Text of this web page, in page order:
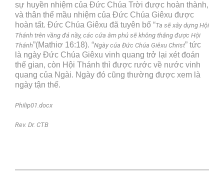
sự huyền nhiệm của Đức Chúa Trời được hoàn thành,
và thân thể mầu nhiệm của Đức Chúa Giêxu được
hoàn tất. Đức Chúa Giêxu đã tuyên bố “Ta sẽ xây dựng Hội
Thánh trên vầng đá nầy, các cửa âm phủ sẽ không thắng được Hội
Thánh”(Mathiơ 16:18). “Ngày của Đức Chúa Giêxu Christ” tức
là ngày Đức Chúa Giêxu vinh quang trở lại xét đoán
thế gian, còn Hội Thánh thì được rước về nước vinh
quang của Ngài. Ngày đó cũng thường được xem là
ngày tận thế.
Philip01.docx
Rev. Dr. CTB